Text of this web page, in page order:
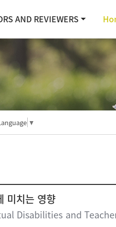
AND REVIEWERS
▼
미치는 영향
Disabilities and